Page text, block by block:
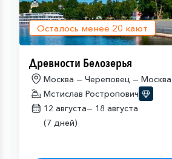
Осталось менее 20 кают
Древности Белозерья
Москва — Череповец — Москва
Мстислав Ростропович
12 августа— 18 августа
(7 дней)